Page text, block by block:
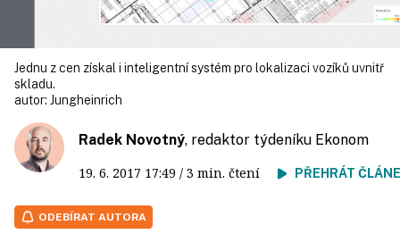
Jednu z cen získal i inteligentní systém pro lokalizaci vozíků uvnitř
skladu.
autor: Jungheinrich
Radek Novotný, redaktor týdeníku Ekonom
19. 6. 2017 17:49 / 3 min. čtení PŘEHRÁT
ODEBÍRAT AUTORA